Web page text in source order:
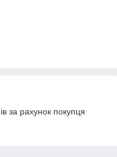
за рахунок покупця